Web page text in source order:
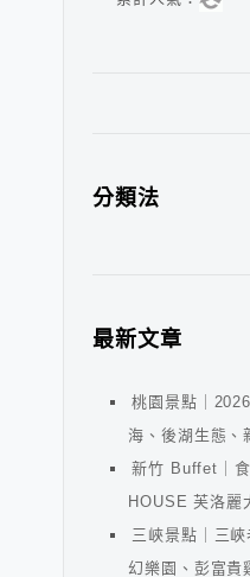
分類法
最新文章
桃園景點｜
海、後湖生態、
新竹 Buffet｜
HOUSE 芙洛麗
三峽景點｜三
幻樂園、彭富貴